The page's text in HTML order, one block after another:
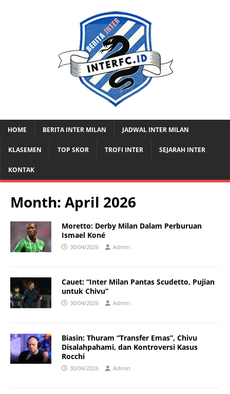
HOME BERITA INTER MILAN JADWAL INTER MILAN
KLASEMEN TOP SKOR TROFI INTER SEJARAH INTER
KONTAK
Month: April 2026
Moretto: Derby Milan Dalam Perburuan
Ismael Koné
30/04/2026 Admin
Cauet: “Inter Milan Pantas Scudetto, Pujian
untuk Chivu”
30/04/2026 Admin
Biasin: Thuram “Transfer Emas”, Chivu
Disalahpahami, dan Kontroversi Kasus
Rocchi
30/04/2026 Admin